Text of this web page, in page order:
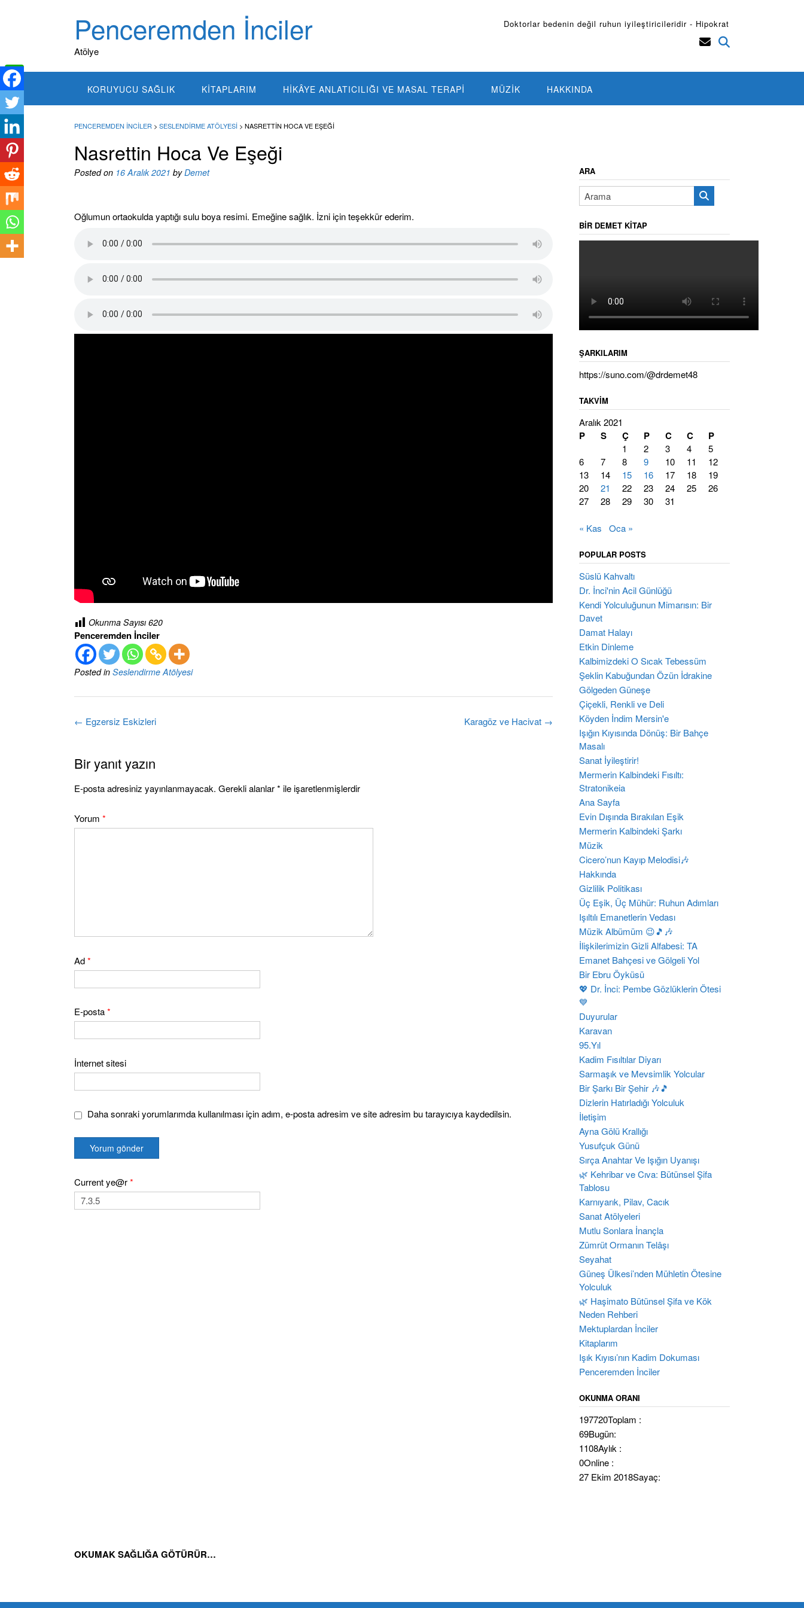
Penceremden İnciler
Atölye
Doktorlar bedenin değil ruhun iyileştiricileridir - Hipokrat
KORUYUCU SAĞLIK KITAPLARIM HIKÂYE ANLATICILIĞI VE MASAL TERAPI MÜZIK HAKKINDA
PENCEREMDEN İNCILER > SESLENDIRME ATÖLYESI > NASRETTIN HOCA VE EŞEĞI
Nasrettin Hoca Ve Eşeği
Posted on 16 Aralık 2021 byDemet
Oğlumun ortaokulda yaptığı sulu boya resimi. Emeğine sağlık. İzni için teşekkür ederim.
Okunma Sayısı 620
Penceremden İnciler
Posted in Seslendirme Atölyesi
Post
Karagöz ve Hacivat →
← Egzersiz Eskizleri
Bir yanıt yazın
E-posta adresiniz yayınlanmayacak. Gerekli alanlar* ile işaretlenmişlerdir
Yorum *
Ad*
E-posta*
İnternet sitesi
Daha sonraki yorumlarımda kullanılması için adım, e-posta adresim ve site adresim bu tarayıcıya kaydedilsin.
Current ye@r*
ARA
BIR DEMET KITAP
ŞARKILARIM
https://suno.com/@drdemet48
TAKVIM
Aralık 2021
P S Ç P C C P
1 2 3 4
5
6
7 8 9 10 11
12
13
14 15 16 17 18
19
20
21 22 23 24 25
26
27
28 29 30 31
« Kas Oca »
POPULAR POSTS
Süslü Kahvaltı
Dr. İnci'nin Acil Günlüğü
Kendi Yolculuğunun Mimarısın: Bir
Davet
Damat Halayı
Etkin Dinleme
Kalbimizdeki O Sıcak Tebessüm
Şeklin Kabuğundan Özün İdrakine
Gölgeden Güneşe
Çiçekli, Renkli ve Deli
Köyden İndim Mersin'e
Işığın Kıyısında Dönüş: Bir Bahçe
Masalı
Sanat İyileştirir!
Mermerin Kalbindeki Fısıltı:
Stratonikeia
Ana Sayfa
Evin Dışında Bırakılan Eşik
Mermerin Kalbindeki Şarkı
Müzik
Cicero’nun Kayıp Melodisi🎶
Hakkında
Gizlilik Politikası
Üç Eşik, Üç Mühür: Ruhun Adımları
​Işıltılı Emanetlerin Vedası
Müzik Albümüm 😉🎵🎶
İlişkilerimizin Gizli Alfabesi: TA
Emanet Bahçesi ve Gölgeli Yol
Bir Ebru Öyküsü
💖 Dr. İnci: Pembe Gözlüklerin Ötesi
💙
Duyurular
Karavan
95.Yıl
Kadim Fısıltılar Diyarı
Sarmaşık ve Mevsimlik Yolcular
Bir Şarkı Bir Şehir 🎶🎵
Dizlerin Hatırladığı Yolculuk
İletişim
Ayna Gölü Krallığı
Yusufçuk Günü
Sırça Anahtar Ve Işığın Uyanışı
​🌿 Kehribar ve Cıva: Bütünsel Şifa
Tablosu
Karnıyarık, Pilav, Cacık
Sanat Atölyeleri
Mutlu Sonlara İnançla
Zümrüt Ormanın Telâşı
Seyahat
Güneş Ülkesi’nden Mühletin Ötesine
Yolculuk
🌿 Haşimato Bütünsel Şifa ve Kök
Neden Rehberi
Mektuplardan İnciler
Kitaplarım
Işık Kıyısı’nın Kadim Dokuması
Penceremden İnciler
OKUNMA ORANI
197720Toplam :
69Bugün:
1108Aylık :
0Online :
27 Ekim 2018Sayaç:
OKUMAK SAĞLIĞA GÖTÜRÜR…
W
h
a
t
s
A
p
p
F
a
c
e
b
o
o
k
T
w
i
t
t
e
r